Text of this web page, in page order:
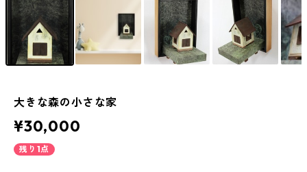
大きな森の小さな家
¥30,000
残り1点